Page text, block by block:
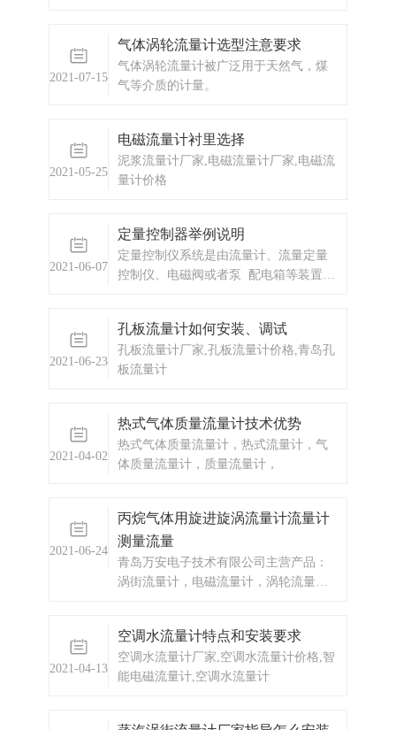
等，以及承接电气自动化项目。
2021-07-15
气体涡轮流量计选型注意要求
气体涡轮流量计被广泛用于天然气，煤
气等介质的计量。
2021-05-25
电磁流量计衬里选择
泥浆流量计厂家,电磁流量计厂家,电磁流
量计价格
2021-06-07
定量控制器举例说明
定量控制仪系统是由流量计、流量定量
控制仪、电磁阀或者泵 配电箱等装置组
定量配料的定量控制。
2021-06-23
​孔板流量计如何安装、调试
孔板流量计厂家,孔板流量计价格,青岛孔
板流量计
2021-04-02
热式气体质量流量计技术优势
热式气体质量流量计，热式流量计，气
体质量流量计，质量流量计，
2021-06-24
丙烷气体用旋进旋涡流量计流量计
测量流量
青岛万安电子技术有限公司主营产品：
涡街流量计，电磁流量计，涡轮流量
等，以及承接电气自动化项目。
2021-04-13
空调水流量计特点和安装要求
空调水流量计厂家,空调水流量计价格,智
能电磁流量计,空调水流量计